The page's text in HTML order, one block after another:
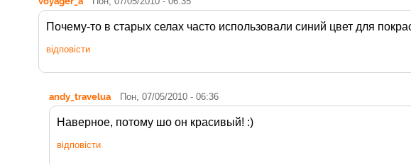
Почему-то в старых селах часто использовали синий цвет для
відповісти
andy_travelua Пон, 07/05/2010 - 06:36
Наверное, потому шо он красивый! :)
відповісти